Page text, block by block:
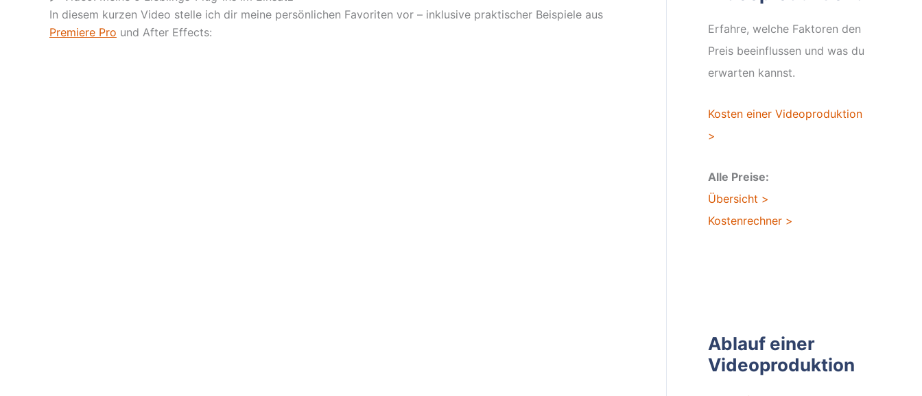
In diesem kurzen Video stelle ich dir meine persönlichen Favoriten vor – inklusive praktischer Beispiele aus
Premiere Pro und After Effects:
Erfahre, welche Faktoren den
Preis beeinflussen und was du
erwarten kannst.
Kosten einer Videoproduktion
>
Alle Preise:
Übersicht >
Kostenrechner >
Ablauf einer
Videoproduktion